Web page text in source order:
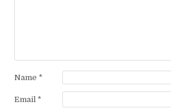
Name *
Email *